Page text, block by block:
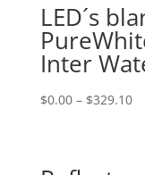
LED´s
Inter
$0.00– $329.10